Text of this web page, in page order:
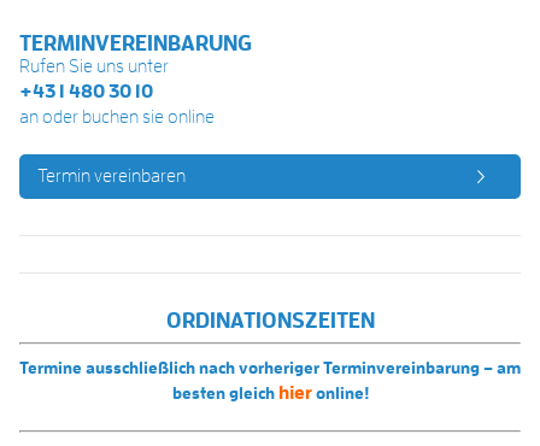
TERMINVEREINBARUNG
Rufen Sie uns unter
+43 1 480 30 10
an oder buchen sie online
Termin vereinbaren
ORDINATIONSZEITEN
Termine ausschließlich nach vorheriger Terminvereinbarung – am
besten gleich hieronline!